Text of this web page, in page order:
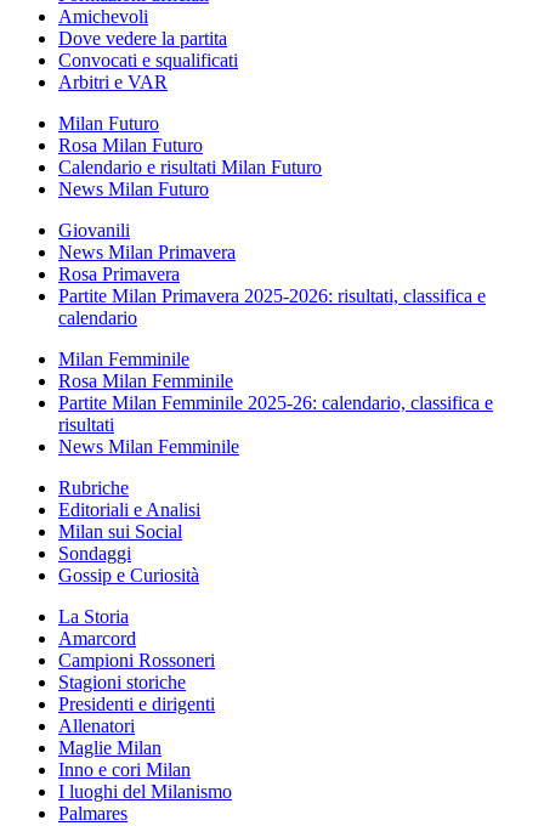
Amichevoli
Dove vedere la partita
Convocati e squalificati
Arbitri e VAR
Milan Futuro
Rosa Milan Futuro
Calendario e risultati Milan Futuro
News Milan Futuro
Giovanili
News Milan Primavera
Rosa Primavera
Partite Milan Primavera 2025-2026: risultati, classifica e
calendario
Milan Femminile
Rosa Milan Femminile
Partite Milan Femminile 2025-26: calendario, classifica e
risultati
News Milan Femminile
Rubriche
Editoriali e Analisi
Milan sui Social
Sondaggi
Gossip e Curiosità
La Storia
Amarcord
Campioni Rossoneri
Stagioni storiche
Presidenti e dirigenti
Allenatori
Maglie Milan
Inno e cori Milan
I luoghi del Milanismo
Palmares